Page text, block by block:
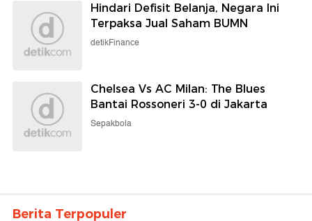
Hindari Defisit Belanja, Negara Ini
Terpaksa Jual Saham BUMN
detikFinance
Chelsea Vs AC Milan: The Blues
Bantai Rossoneri 3-0 di Jakarta
Sepakbola
Berita Terpopuler